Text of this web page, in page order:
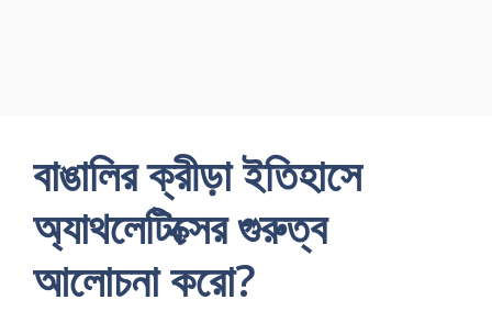
বাঙালির ক্রীড়া ইতিহাসে
অ্যাথলেটিক্সের গুরুত্ব
আলোচনা করো?